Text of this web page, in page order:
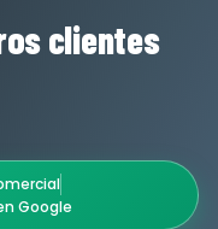
clientes
Google